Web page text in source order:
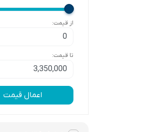
از قیمت:
تا قیمت:
اعمال قیمت